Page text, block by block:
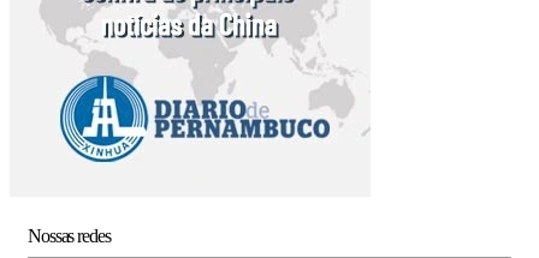
Nossas redes